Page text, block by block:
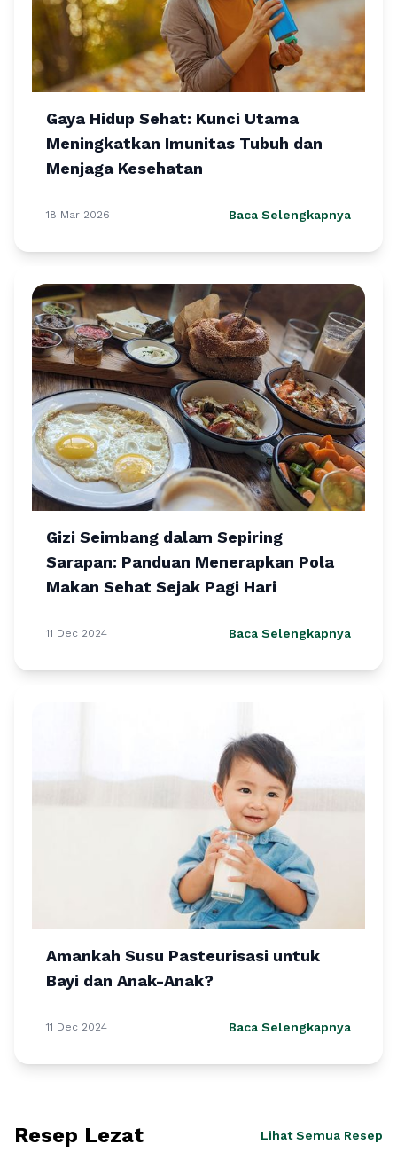
Gaya Hidup Sehat: Kunci Utama
Meningkatkan Imunitas Tubuh dan
Menjaga Kesehatan
18 Mar 2026 Baca Selengkapnya
Gizi Seimbang dalam Sepiring
Sarapan: Panduan Menerapkan Pola
Makan Sehat Sejak Pagi Hari
11 Dec 2024 Baca Selengkapnya
Amankah Susu Pasteurisasi untuk
Bayi dan Anak-Anak?
11 Dec 2024 Baca Selengkapnya
Resep Lezat Lihat Semua Resep